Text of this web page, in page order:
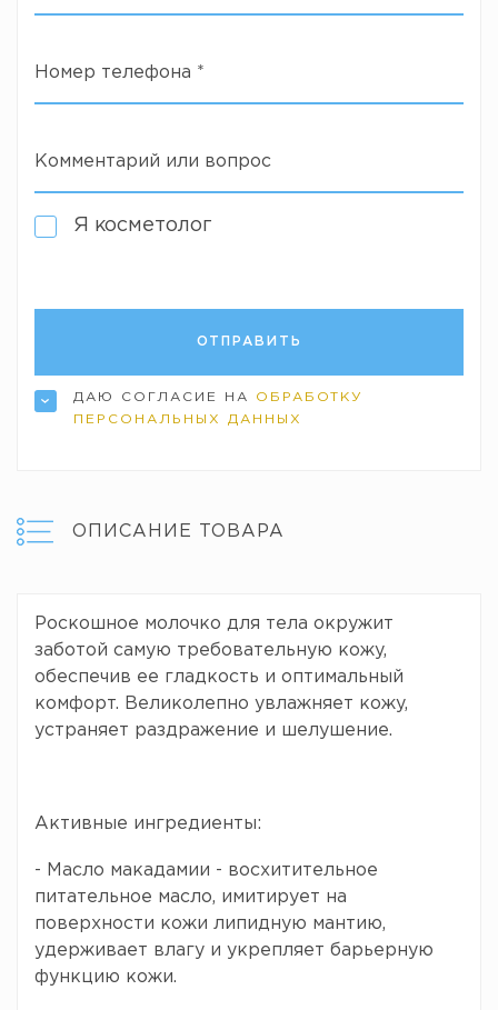
Номер телефона *
Комментарий или вопрос
Я косметолог
ДАЮ СОГЛАСИЕ НА ОБРАБОТКУ
ПЕРСОНАЛЬНЫХ ДАННЫХ
ОПИСАНИЕ ТОВАРА
Роскошное молочко для тела окружит
заботой самую требовательную кожу,
обеспечив ее гладкость и оптимальный
комфорт. Великолепно увлажняет кожу,
устраняет раздражение и шелушение.
Активные ингредиенты:
- Масло макадамии - восхитительное
питательное масло, имитирует на
поверхности кожи липидную мантию,
удерживает влагу и укрепляет барьерную
функцию кожи.